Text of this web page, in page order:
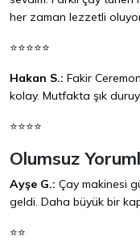
her zaman lezzetli
⭐⭐⭐⭐⭐
Hakan S.: Fakir
kolay. Mutfakta şık
⭐⭐⭐⭐
Olumsuz
Ayşe G.: Çay makinesi
geldi. Daha büyük bir
⭐⭐